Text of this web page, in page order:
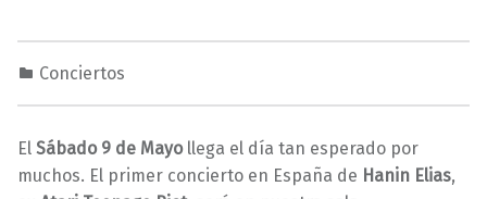
0
/
0
0
Conciertos
A
m
i
El Sábado 9 de Mayollega el día tan esperado por
muchos. El primer concierto en España de Hanin Elias,